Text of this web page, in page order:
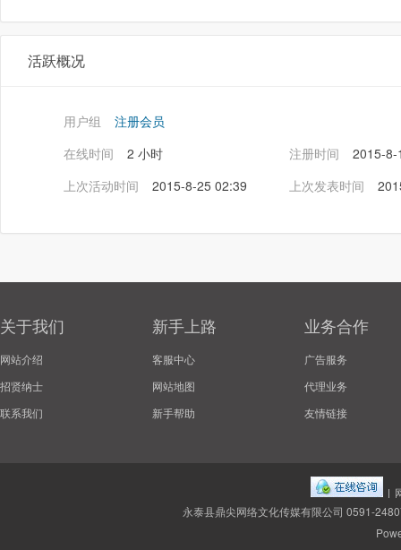
活跃概况
用户组
注册会员
在线时间
2 小时 注册时间
2015-
上次活动时间
2015-8-25 02:39 上次发表时间
关于我们
网站介绍
招贤纳士
联系我们
新手上路
客服中心
网站地图
新手帮助
业务合作
广告服务
代理业务
友情链接
|
永泰县鼎尖网络文化传媒有限公司 0591-